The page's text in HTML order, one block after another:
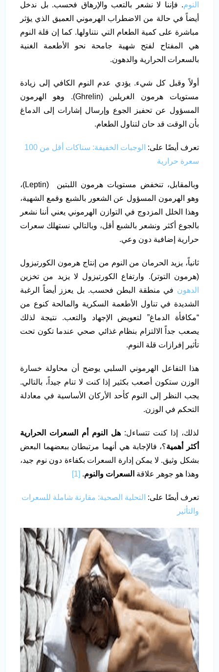
النوم. فإننا لا نشعر بالتعب والإرهاق فحسب. بل ندخل
أيضاً في حالة من الاضطراب الهرموني العميق الذي يؤثر
مباشرة على كمية الطعام التي نتناولها. كما إن قلة النوم
هي المفتاح لفتح شهية جامحة نحو الأطعمة الغنية
بالسعرات الحرارية والدهون.
أولاً وقبل كل شيء. يؤدي عدم النوم الكافي إلى زيادة
مستويات هرمون الغريلين (Ghrelin). وهو الهرمون
المسؤول عن تحفيز الجوع وإرسال إشارات إلى الدماغ
بأن الوقت قد حان لتناول الطعام.
تعرف أيضًا على:
الوجبات الخفيفة: سناكات أقل من 100
سعرة حرارية
وبالمقابل، تنخفض مستويات هرمون اللبتين (Leptin)،
وهو الهرمون المسؤول عن الشعور بالشبع وقمع الشهية،
وهذا الخلل المزدوج في التوازن الهرموني يعني أننا نشعر
بالجوع أكثر ونشعر بالشبع أقل، وبالتالي نستهلك سعرات
حرارية إضافية دون وعي.
ثانياً، يزيد الحرمان من النوم من إنتاج هرمون الكورتيزول
(هرمون التوتر). وارتفاع الكورتيزول لا يزيد من تخزين
الدهون في منطقة البطن فحسب. بل يعزز أيضاً الرغبة
الشديدة في تناول الأطعمة السكرية والمالحة كنوع من
“مكافأة الدماغ” لتعويض الإجهاد والتعب. نتيجة لذلك
يصعب جداً الالتزام بنظام غذائي صحي عندما تكون تحت
تأثير إفرازات قلة النوم.
هذا التفاعل الهرموني السلبي يوضح أن محاولة خسارة
الوزن ستكون أصعب بكثير إذا كنت لا تنام جيداً، بالتالي.
يجب النظر إلى النوم كأحد الأركان الأساسية في معادلة
التحكم في الوزن.
لذلك، إذا كنت تتساءل: هل النوم أم السعرات الحرارية
أكثر أهمية؟، فالإجابة هي أنهما مرتبطان ببعضهما البعض
بشكل وثيق. لا يمكن إدارة السعرات بكفاءة دون نوم جيد،
وهذا هو جوهر علاقة السعرات والنوم.
تعرف أيضًا على: التحلية الصحية: مقارنة شاملة للسعرات
والتأثير